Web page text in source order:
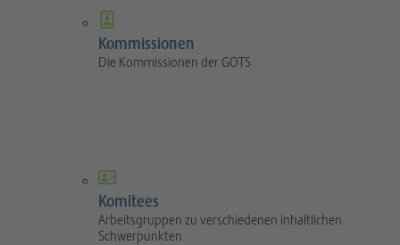
Kommissionen
Die Kommissionen der GOTS
Komitees
Arbeitsgruppen zu verschiedenen inhaltlichen
Schwerpunkten